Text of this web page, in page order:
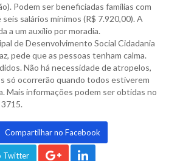
Podem ser beneficiadas famílias com
salários mínimos (R$ 7.920,00). A
a um auxílio por moradia.
de Desenvolvimento Social Cidadania
pede que as pessoas tenham calma.
Não há necessidade de atropelos,
só ocorrerão quando todos estiverem
Mais informações podem ser obtidas no
Compartilhar no Facebook
Twitter